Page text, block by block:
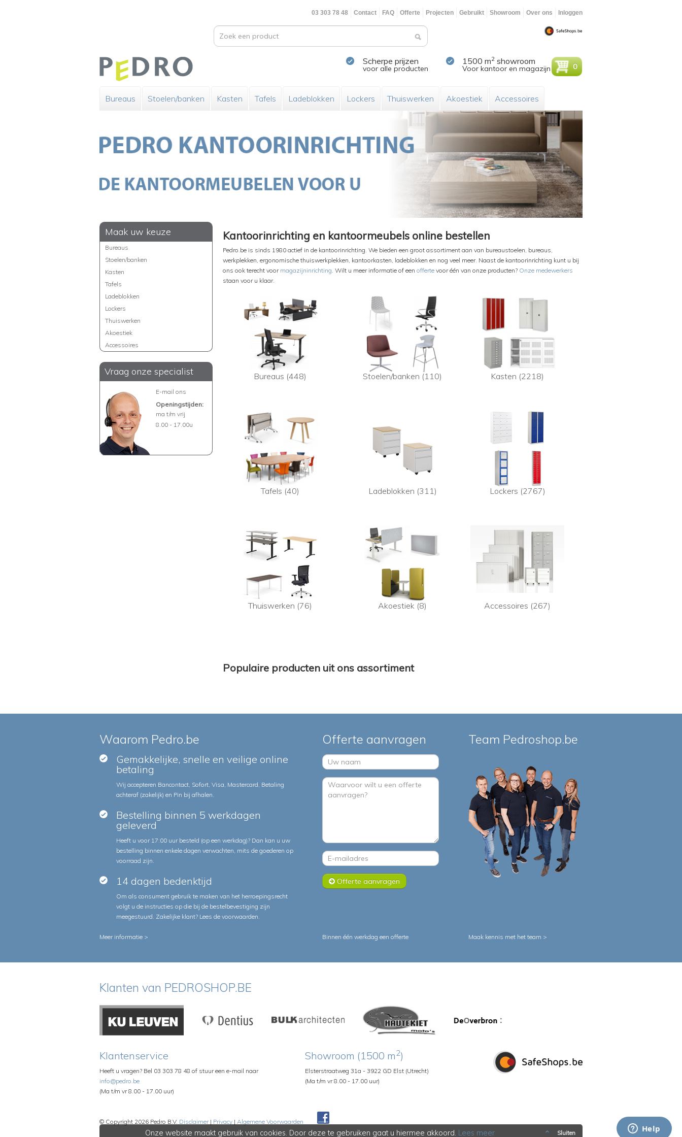
Onze website maakt gebruik van cookies. Door deze te gebruiken gaat u hiermee akkoord. Lees meer Sluiten
03 303 78 48 Contact FAQ Offerte Projecten Gebruikt Showroom Over ons Inloggen
Scherpe prijzen
voor alle producten
1500 m2 showroom
Voor kantoor en magazijn 0
Bureaus Stoelen/banken Kasten Tafels Ladeblokken Lockers Thuiswerken Akoestiek Accessoires
Maak uw keuze
Bureaus
Stoelen/banken
Kasten
Tafels
Ladeblokken
Lockers
Thuiswerken
Akoestiek
Accessoires
Vraag onze specialist
E-mail ons
Openingstijden:
ma t/m vrij
8.00 - 17.00u
Kantoorinrichting en kantoormeubels online bestellen
Pedro.be is sinds 1980 actief in de kantoorinrichting. We bieden een groot assortiment aan van bureaustoelen, bureaus,
werkplekken, ergonomische thuiswerkplekken, kantoorkasten, ladeblokken en nog veel meer. Naast de kantoorinrichting kunt u bij
ons ook terecht voor magazijninrichting. Wilt u meer informatie of een offerte voor één van onze producten? Onze medewerkers
staan voor u klaar.
Bureaus (448) Stoelen/banken (110) Kasten (2218)
Tafels (40) Ladeblokken (311) Lockers (2767)
Thuiswerken (76) Akoestiek (8) Accessoires (267)
Populaire producten uit ons assortiment
Waarom Pedro.be
Gemakkelijke, snelle en veilige online
betaling
Wij accepteren Bancontact, Sofort, Visa, Mastercard, Betaling
achteraf (zakelijk) en Pin bij afhalen.
Bestelling binnen 5 werkdagen
geleverd
Heeft u voor 17:00 uur besteld (op een werkdag)? Dan kan u uw
bestelling binnen enkele dagen verwachten, mits de goederen op
voorraad zijn.
14 dagen bedenktijd
Om als consument gebruik te maken van het herroepingsrecht
volgt u de instructies op die bij de bestelbevestiging zijn
meegestuurd. Zakelijke klant? Lees de voorwaarden.
Offerte aanvragen
Offerte aanvragen
Team Pedroshop.be
Meer informatie > Binnen één werkdag een offerte Maak kennis met het team >
Klanten van PEDROSHOP.BE
Klantenservice
Heeft u vragen? Bel 03 303 78 48 of stuur een e-mail naar
info@pedro.be
(Ma t/m vr 8.00 - 17.00 uur)
Showroom (1500 m2)
Elsterstraatweg 31a - 3922 GD Elst (Utrecht)
(Ma t/m vr 8.00 - 17.00 uur)
© Copyright 2026 Pedro B.V. Disclaimer| Privacy | Algemene Voorwaarden
Pedroshop